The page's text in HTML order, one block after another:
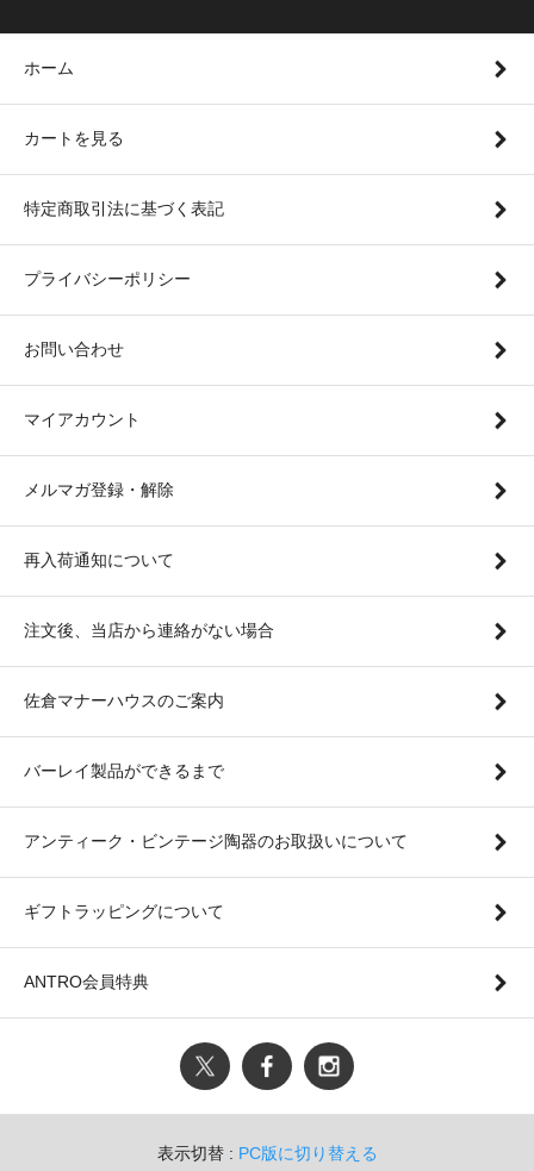
ホーム
カートを見る
特定商取引法に基づく表記
プライバシーポリシー
お問い合わせ
マイアカウント
メルマガ登録・解除
再入荷通知について
注文後、当店から連絡がない場合
佐倉マナーハウスのご案内
バーレイ製品ができるまで
アンティーク・ビンテージ陶器のお取扱いについて
ギフトラッピングについて
ANTRO会員特典
表示切替 : PC版に切り替える